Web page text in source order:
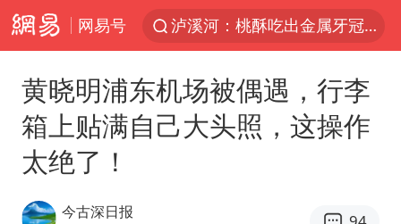
网易号
泸溪河：桃酥吃出金属牙冠视频不实
立秋的仪式感
泰国校园枪击案死亡人数升至7人
黄晓明浦东机场被偶遇，行李
箱上贴满自己大头照，这操作
太绝了！
今古深日报